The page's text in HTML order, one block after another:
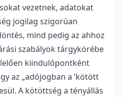
vezetnek, adatokat
jogilag szigorúan
mind pedig az ahhoz
szabályok tárgykörébe
kiindulópontként
az „adójogban a ’kötött
A kötöttség a tényállás